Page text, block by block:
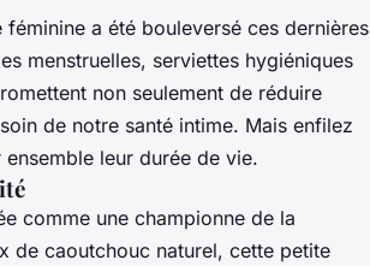
a été bouleversé ces dernières
menstruelles, serviettes hygiéniques
non seulement de réduire
de notre santé intime. Mais enfilez
leur durée de vie.
comme une championne de la
de caoutchouc naturel, cette petite